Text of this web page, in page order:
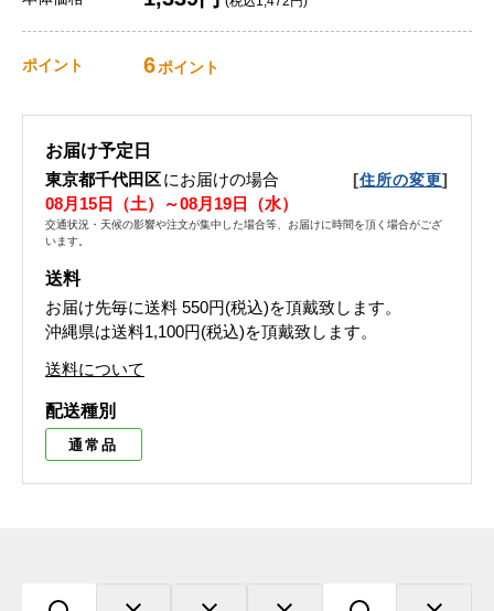
ポイント 6ポイント
お届け予定日
東京都千代田区にお届けの場合 [住所の変更]
08月15日（土）～08月19日（水）
交通状況・天候の影響や注文が集中した場合等、お届けに時間を頂く場合がござ
います。
送料
お届け先毎に送料 550円(税込)を頂戴致します。
沖縄県は送料1,100円(税込)を頂戴致します。
送料について
配送種別
通常品